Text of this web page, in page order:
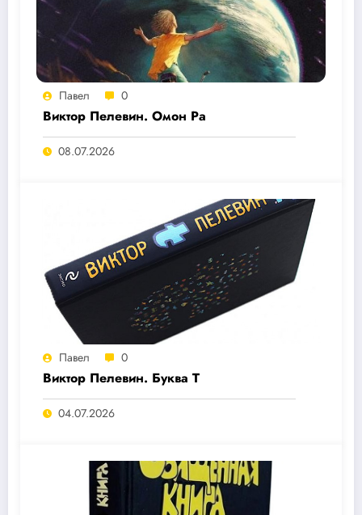
Павел 0
Виктор Пелевин. Омон Ра
08.07.2026
Павел 0
Виктор Пелевин. Буква T
04.07.2026